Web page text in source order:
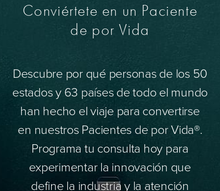
Conviértete en un Paciente
de por Vida
Descubre por qué personas de los 50
estados y 63 países de todo el mundo
han hecho el viaje para convertirse
en nuestros Pacientes de por Vida®.
Programa tu consulta hoy para
experimentar la innovación que
define la industria y la atención